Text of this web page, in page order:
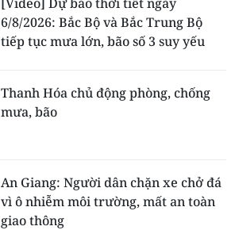
6/8/2026: Bắc Bộ và Bắc Trung Bộ
tiếp tục mưa lớn, bão số 3 suy yếu
Thanh Hóa chủ động phòng, chống
mưa, bão
An Giang: Người dân chặn xe chở đá
vì ô nhiễm môi trường, mất an toàn
giao thông